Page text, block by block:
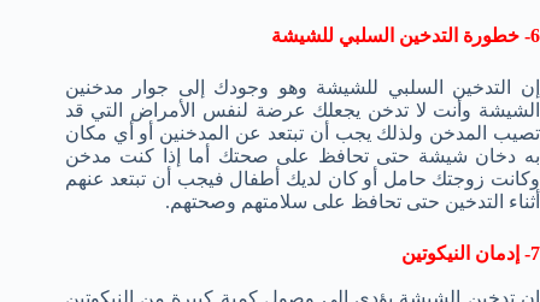
6- خطورة التدخين السلبي للشيشة
إن التدخين السلبي للشيشة وهو وجودك إلى جوار مدخنين
الشيشة وأنت لا تدخن يجعلك عرضة لنفس الأمراض التي قد
تصيب المدخن ولذلك يجب أن تبتعد عن المدخنين أو أي مكان
به دخان شيشة حتى تحافظ على صحتك أما إذا كنت مدخن
وكانت زوجتك حامل أو كان لديك أطفال فيجب أن تبتعد عنهم
أثناء التدخين حتى تحافظ على سلامتهم وصحتهم.
7- إدمان النيكوتين
إن تدخين الشيشة يؤدي إلى وصول كمية كبيرة من النيكوتين